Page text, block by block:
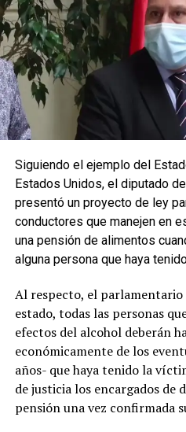
Siguiendo el ejemplo del
Estados Unidos, el diputado
presentó un proyecto de ley
conductores que manejen en
una pensión de alimentos
alguna persona que haya
Al respecto, el parlamentario
estado, todas las personas
efectos del alcohol deberán
económicamente de los
años- que haya tenido la
de justicia los encargados
pensión una vez confirmada